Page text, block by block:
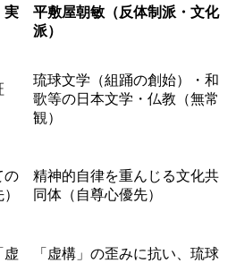
実
平敷屋朝敏（反体制派・文化
派）
琉球文学（組踊の創始）・和
歌等の日本文学・仏教（無常
観）
の
精神的自律を重んじる文化共
同体（自尊心優先）
虚
「虚構」の歪みに抗い、琉球